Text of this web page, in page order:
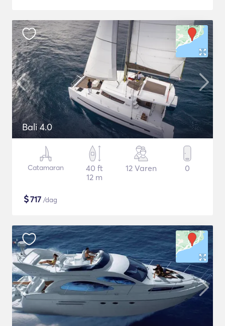
Bali 4.0
Catamaran
40 ft
12 m
12 Varen 0
$717 /dag